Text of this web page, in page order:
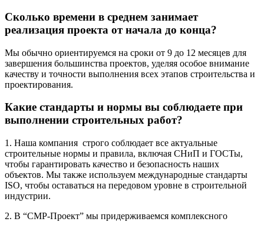
Сколько времени в среднем занимает
реализация проекта от начала до конца?
Мы обычно ориентируемся на сроки от 9 до 12 месяцев для
завершения большинства проектов, уделяя особое внимание
качеству и точности выполнения всех этапов строительства и
проектирования.
Какие стандарты и нормы вы соблюдаете при
выполнении строительных работ?
1. Наша компания строго соблюдает все актуальные
строительные нормы и правила, включая СНиП и ГОСТы,
чтобы гарантировать качество и безопасность наших
объектов. Мы также используем международные стандарты
ISO, чтобы оставаться на передовом уровне в строительной
индустрии.
2. В “СМР-Проект” мы придерживаемся комплексного